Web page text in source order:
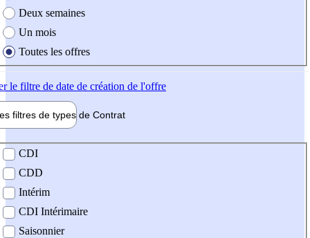
Deux semaines
Un mois
Toutes les offres
le filtre de date de création de l'offre
filtres de types de Contrat
contrat
CDI
CDD
Intérim
CDI Intérimaire
Saisonnier